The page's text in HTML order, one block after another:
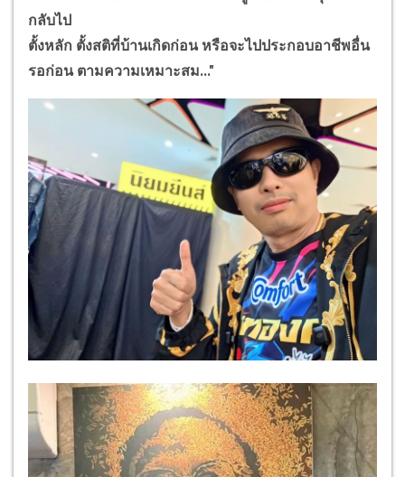
กลับไป
ตั้งหลัก ตั้งสติที่บ้านเกิดก่อน หรือจะไปประกอบอาชีพอื่น
รอก่อน ตามความเหมาะสม..."